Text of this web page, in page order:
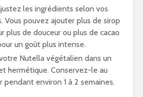
les ingrédients selon vos
Vous pouvez ajouter plus de sirop
plus de douceur ou plus de cacao
un goût plus intense.
Nutella végétalien dans un
hermétique. Conservez-le au
pendant environ 1 à 2 semaines.